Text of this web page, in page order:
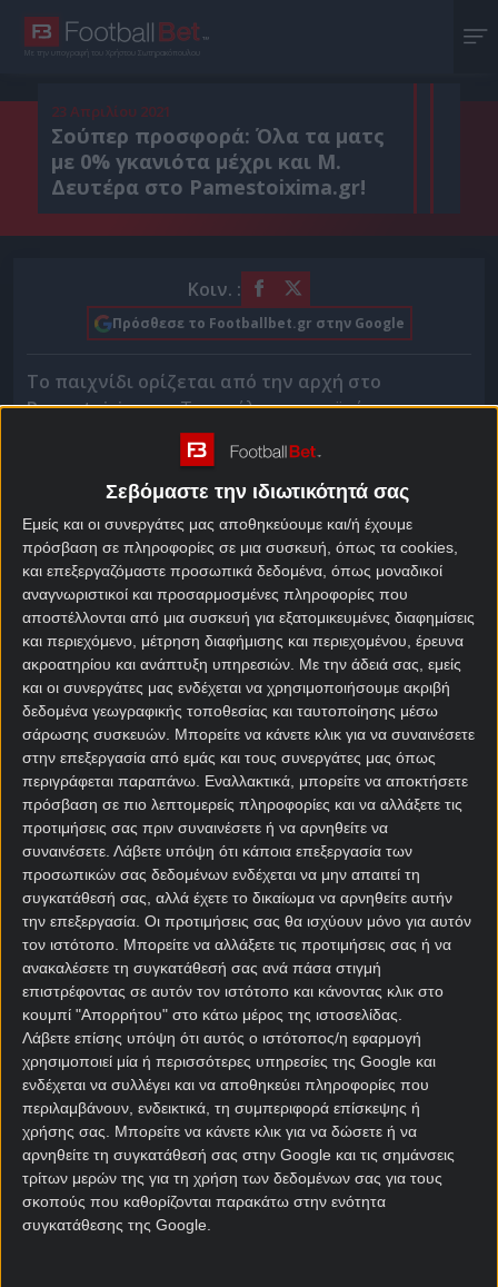
Σεβόμαστε την ιδιωτικότητά σας
Εμείς και οι συνεργάτες μας αποθηκεύουμε και/ή έχουμε
πρόσβαση σε πληροφορίες σε μια συσκευή, όπως τα cookies,
και επεξεργαζόμαστε προσωπικά δεδομένα, όπως μοναδικοί
αναγνωριστικοί και προσαρμοσμένες πληροφορίες που
αποστέλλονται από μια συσκευή για εξατομικευμένες διαφημίσεις
και περιεχόμενο, μέτρηση διαφήμισης και περιεχομένου, έρευνα
ακροατηρίου και ανάπτυξη υπηρεσιών. Με την άδειά σας, εμείς
και οι συνεργάτες μας ενδέχεται να χρησιμοποιήσουμε ακριβή
δεδομένα γεωγραφικής τοποθεσίας και ταυτοποίησης μέσω
σάρωσης συσκευών. Μπορείτε να κάνετε κλικ για να συναινέσετε
στην επεξεργασία από εμάς και τους συνεργάτες μας όπως
περιγράφεται παραπάνω. Εναλλακτικά, μπορείτε να αποκτήσετε
πρόσβαση σε πιο λεπτομερείς πληροφορίες και να αλλάξετε τις
προτιμήσεις σας πριν συναινέσετε ή να αρνηθείτε να
συναινέσετε. Λάβετε υπόψη ότι κάποια επεξεργασία των
προσωπικών σας δεδομένων ενδέχεται να μην απαιτεί τη
συγκατάθεσή σας, αλλά έχετε το δικαίωμα να αρνηθείτε αυτήν
την επεξεργασία. Οι προτιμήσεις σας θα ισχύουν μόνο για αυτόν
τον ιστότοπο. Μπορείτε να αλλάξετε τις προτιμήσεις σας ή να
ανακαλέσετε τη συγκατάθεσή σας ανά πάσα στιγμή
επιστρέφοντας σε αυτόν τον ιστότοπο και κάνοντας κλικ στο
κουμπί "Απορρήτου" στο κάτω μέρος της ιστοσελίδας.
Λάβετε επίσης υπόψη ότι αυτός ο ιστότοπος/η εφαρμογή
χρησιμοποιεί μία ή περισσότερες υπηρεσίες της Google και
ενδέχεται να συλλέγει και να αποθηκεύει πληροφορίες που
περιλαμβάνουν, ενδεικτικά, τη συμπεριφορά επίσκεψης ή
χρήσης σας. Μπορείτε να κάνετε κλικ για να δώσετε ή να
αρνηθείτε τη συγκατάθεσή σας στην Google και τις σημάνσεις
τρίτων μερών της για τη χρήση των δεδομένων σας για τους
σκοπούς που καθορίζονται παρακάτω στην ενότητα
συγκατάθεσης της Google.
Με την υπογραφή του Χρήστου Σωτηρακόπουλου
23 Απριλίου 2021
Σούπερ προσφορά: Όλα τα ματς
με 0% γκανιότα μέχρι και Μ.
Δευτέρα στο Pamestoixima.gr!
Κοιν. :
Πρόσθεσε το Footballbet.gr στην Google
Το παιχνίδι ορίζεται από την αρχή στο
Pamestoixima.gr.Τα μεγάλα ευρωπαϊκά
πρωταθλήματα μπήκαν στην τελική ευθεία και το
Pamestoixima.gr έχει ετοιμάσει μία απίθανη
προσφορά για σένα που όμοιά της δεν ξανάγινε!
Μέχρι την προσεχή Δευτέρα, όλα τα ματς των
offs της Super Leagueκαθώς και οι αναμετρήσεις
τηςPremier League, τηςBundesligaκαι τηςSerie A
παίζουν με0% γκανιότα! Εσύ μπαίνεις στο
Pamestoixima.gr και απολαμβάνεις όλη τη
στοιχηματική δράση με ακόμα μεγαλύτερες
αποδόσεις! Τα σημερινά ματς με 0% γκανιότα:
Άρσεναλ – Έβερτον
Άουγκσμπουργκ – Κολωνία
[sdi-one-col][sdi2_single_affiliate
title=”Pamestoixima.gr”][/sdi-one-col]
[desktopbanner1 text=”Pamestoixima.gr, το παιχνίδι
σου καλύτερο ΕΔΩ!” etairia=”Pamestoixima.gr”
oroi=”21+ | MGA” ]
Στη Μόσχα και σε επίπεδο Euroleague, διεξάγεται
το παιχνίδιΤΣΣΚΑ – Φενερμπαχτσέμε τους
Ρώσους να έχουν κάνει το 1-0 στις νίκες, με το
άνετο 92-76 της περασμένης Τετάρτης. Οι Τούρκοι
μαστίζονταν από απουσίες αλλά φάνηκαν
ανταγωνιστικοί για τρία δεκάλεπτα, στο τελευταίο
όμως δεν άντεξαν. Το τρίτο ραντεβού των δυο
ομάδων στην Κωνσταντινούπολη θα διεξαχθεί τη
Μεγάλη Τετάρτη.Η σπουδαία αναμέτρηση της
Μόσχας προσφέρεται με μία 0% γκανιότα* και
άφθονα ειδικά στοιχήματα στο ανανεωμένο